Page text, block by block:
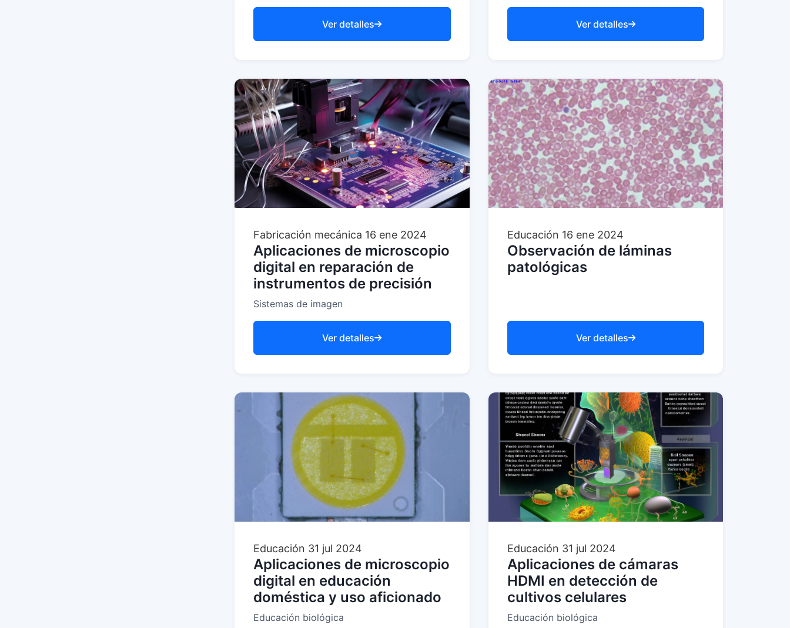
Ver detalles Ver detalles
Fabricación mecánica 16 ene 2024
Aplicaciones de microscopio
digital en reparación de
instrumentos de precisión
Sistemas de imagen
Ver detalles
Educación 16 ene 2024
Observación de láminas
patológicas
Ver detalles
Educación 31 jul 2024
Aplicaciones de microscopio
digital en educación
doméstica y uso aficionado
Educación biológica
Educación 31 jul 2024
Aplicaciones de cámaras
HDMI en detección de
cultivos celulares
Educación biológica